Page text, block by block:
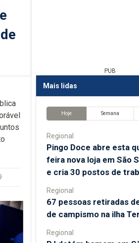
PUB
Mais lidas
Hoje Semana
Regional
Pingo Doce abre esta
feira nova loja em São
e cria 30 postos de
Regional
67 pessoas retiradas
de campismo na ilha
Regional